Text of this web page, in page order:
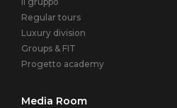
Regular tours
Luxury division
Groups & FIT
Progetto academy
Media Room